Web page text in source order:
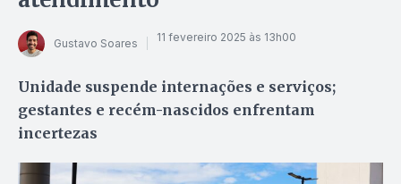
Gustavo Soares 11 fevereiro 2025 às 13h00
Unidade suspende internações e serviços;
gestantes e recém-nascidos enfrentam
incertezas